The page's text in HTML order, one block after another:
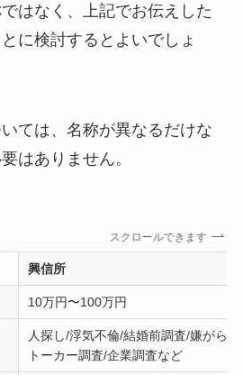
はなく、上記でお伝えした
に検討するとよいでしょ
ては、名称が異なるだけな
はありません。
スクロールできます
興信所
10万円〜100万円
人探し/浮気不倫/結婚前調査/嫌がら
トーカー調査/企業調査など